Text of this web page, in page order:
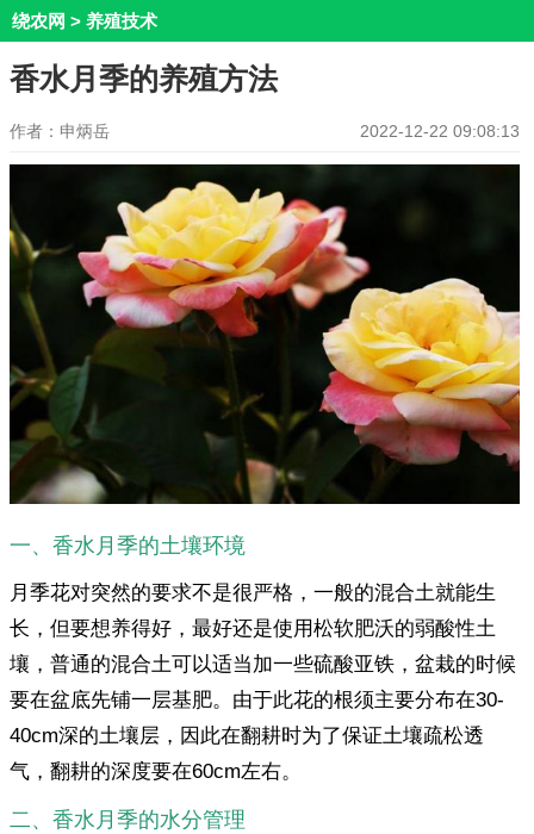
绕农网 > 养殖技术
香水月季的养殖方法
作者：申炳岳 2022-12-22 09:08:13
一、香水月季的土壤环境
月季花对突然的要求不是很严格，一般的混合土就能生
长，但要想养得好，最好还是使用松软肥沃的弱酸性土
壤，普通的混合土可以适当加一些硫酸亚铁，盆栽的时候
要在盆底先铺一层基肥。由于此花的根须主要分布在30-
40cm深的土壤层，因此在翻耕时为了保证土壤疏松透
气，翻耕的深度要在60cm左右。
二、香水月季的水分管理